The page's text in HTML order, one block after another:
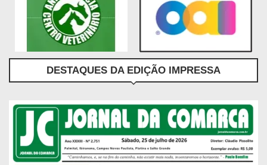
DESTAQUES DA EDIÇÃO IMPRESSA